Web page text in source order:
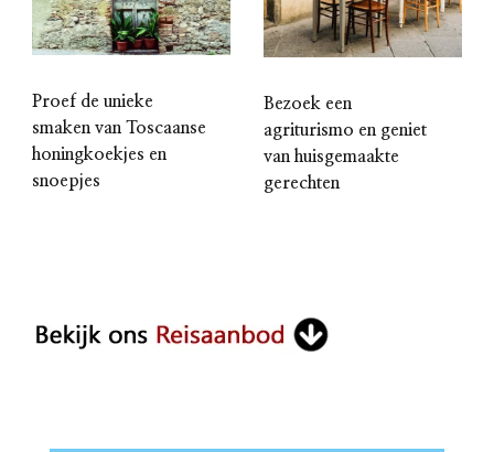
Proef de unieke
smaken van Toscaanse
honingkoekjes en
snoepjes
Bezoek een
agriturismo en geniet
van huisgemaakte
gerechten